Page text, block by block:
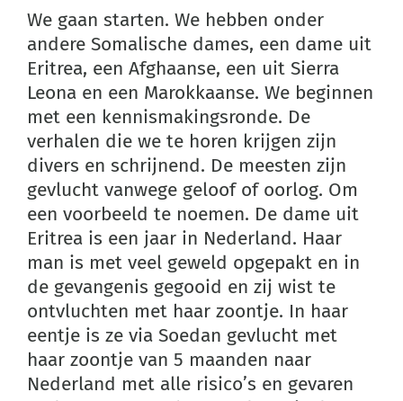
We gaan starten. We hebben onder
andere Somalische dames, een dame uit
Eritrea, een Afghaanse, een uit Sierra
Leona en een Marokkaanse. We beginnen
met een kennismakingsronde. De
verhalen die we te horen krijgen zijn
divers en schrijnend. De meesten zijn
gevlucht vanwege geloof of oorlog. Om
een voorbeeld te noemen. De dame uit
Eritrea is een jaar in Nederland. Haar
man is met veel geweld opgepakt en in
de gevangenis gegooid en zij wist te
ontvluchten met haar zoontje. In haar
eentje is ze via Soedan gevlucht met
haar zoontje van 5 maanden naar
Nederland met alle risico’s en gevaren